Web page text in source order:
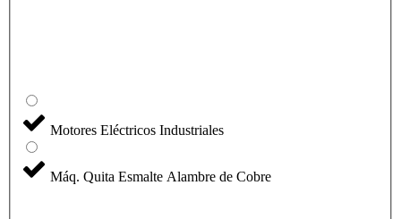
Motores Eléctricos Industriales
Máq. Quita Esmalte Alambre de Cobre